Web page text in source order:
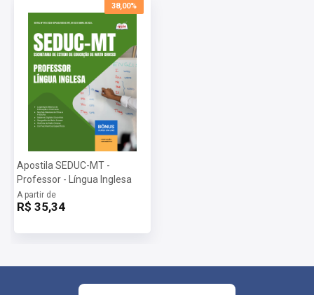
De 10/04/2025 a 08/05/2025
Salário:R$ 7.005,09
Taxa de Inscrição:R$ 150,00
Provas:22/06/2025
Organizadora:
38,00%
Apostila SEDUC-MT -
Professor - Língua Inglesa
A partir de
R$ 35,34